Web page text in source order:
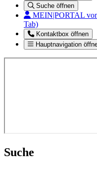
Suche öffnen
MEIN|PORTAL
Tab)
Kontaktbox öffnen
Hauptnavigation
Suche